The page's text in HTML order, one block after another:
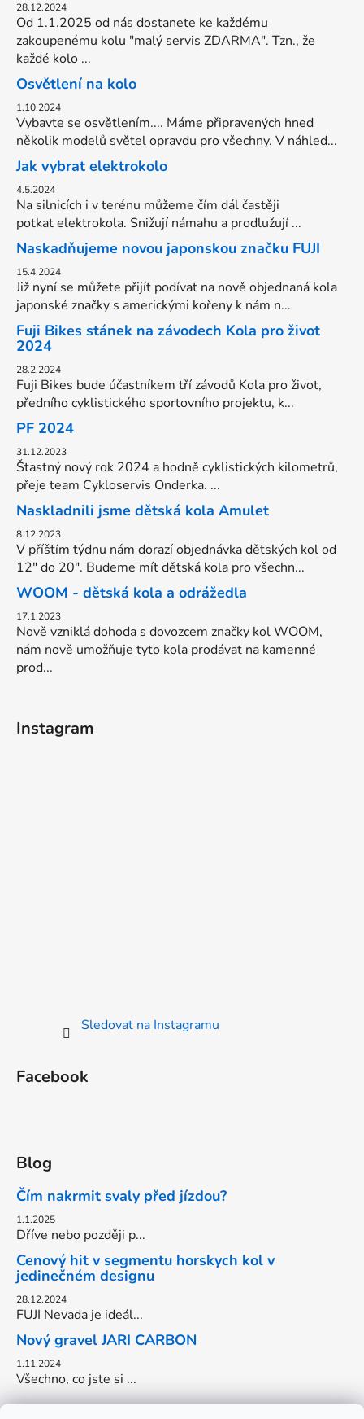
28.12.2024
Od 1.1.2025 od nás dostanete ke každému
zakoupenému kolu "malý servis ZDARMA". Tzn., že
každé kolo ...
Osvětlení na kolo
1.10.2024
Vybavte se osvětlením.... Máme připravených hned
několik modelů světel opravdu pro všechny. V náhled...
Jak vybrat elektrokolo
4.5.2024
Na silnicích i v terénu můžeme čím dál častěji
potkat elektrokola. Snižují námahu a prodlužují ...
Naskadňujeme novou japonskou značku FUJI
15.4.2024
Již nyní se můžete přijít podívat na nově objednaná kola
japonské značky s americkými kořeny k nám n...
Fuji Bikes stánek na závodech Kola pro život
2024
28.2.2024
Fuji Bikes bude účastníkem tří závodů Kola pro život,
předního cyklistického sportovního projektu, k...
PF 2024
31.12.2023
Šťastný nový rok 2024 a hodně cyklistických kilometrů,
přeje team Cykloservis Onderka. ...
Naskladnili jsme dětská kola Amulet
8.12.2023
V příštím týdnu nám dorazí objednávka dětských kol od
12" do 20". Budeme mít dětská kola pro všechn...
WOOM - dětská kola a odrážedla
17.1.2023
Nově vzniklá dohoda s dovozcem značky kol WOOM,
nám nově umožňuje tyto kola prodávat na kamenné
prod...
Instagram
Sledovat na Instagramu
Facebook
Blog
Čím nakrmit svaly před jízdou?
1.1.2025
Dříve nebo později p...
Cenový hit v segmentu horskych kol v
jedinečném designu
28.12.2024
FUJI Nevada je ideál...
Nový gravel JARI CARBON
1.11.2024
Všechno, co jste si ...